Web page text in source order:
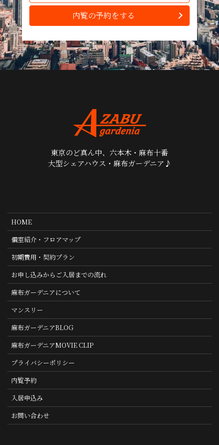
内覧の予約をする
東京のど真ん中、六本木・麻布十番
大型シェアハウス・麻布ガーデニア♪
HOME
個室紹介・フロアマップ
初期費用・契約プラン
お申し込みからご入居までの流れ
麻布ガーデニアについて
マンスリー
麻布ガーデニアBLOG
麻布ガーデニアMOVIE CLIP
プライバシーポリシー
内覧予約
入居申込み
お問い合わせ